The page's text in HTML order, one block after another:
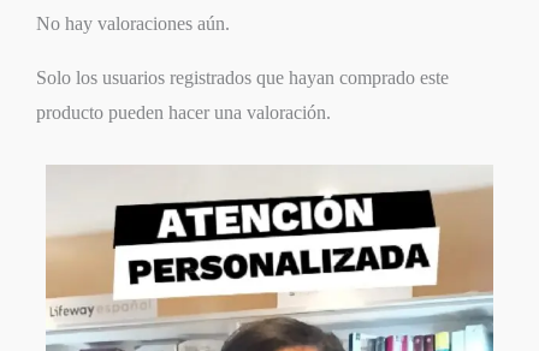
No hay valoraciones aún.
Solo los usuarios registrados que hayan comprado este
producto pueden hacer una valoración.